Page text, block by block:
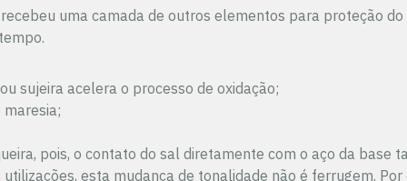
uma camada de outros elementos para proteção
sujeira acelera o processo de oxidação;
pois, o contato do sal diretamente com o aço da base
esta mudança de tonalidade não é ferrugem.